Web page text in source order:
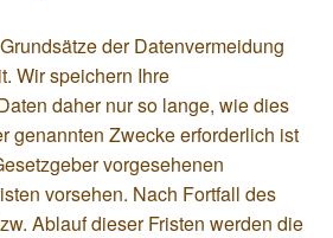
der Datenvermeidung
Wir speichern Ihre
daher nur so lange, wie dies
genannten Zwecke erforderlich ist
vorgesehenen
vorsehen. Nach Fortfall des
Ablauf dieser Fristen werden die